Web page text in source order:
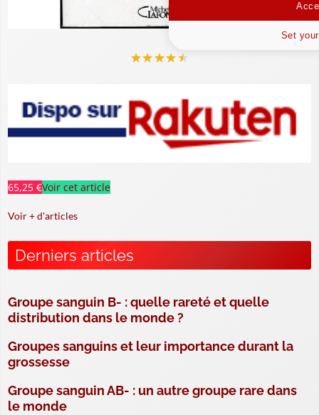
★★★★★
65,25 €Voir cet article
Voir + d'articles
Derniers articles
Groupe sanguin B- : quelle rareté et quelle
distribution dans le monde ?
Groupes sanguins et leur importance durant la
grossesse
Groupe sanguin AB- : un autre groupe rare dans
le monde
Set